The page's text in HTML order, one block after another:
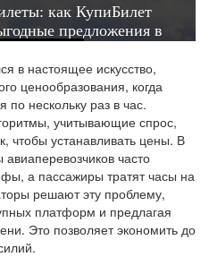
как КупиБилет
предложения в
в настоящее искусство,
ценообразования, когда
по нескольку раз в час.
учитывающие спрос,
чтобы устанавливать цены. В
авиаперевозчиков часто
а пассажиры тратят часы на
решают эту проблему,
платформ и предлагая
Это позволяет экономить до